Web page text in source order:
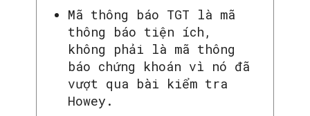
Mã thông báo TGT là mã
thông báo tiện ích,
không phải là mã thông
báo chứng khoán vì nó đã
vượt qua bài kiểm tra
Howey.